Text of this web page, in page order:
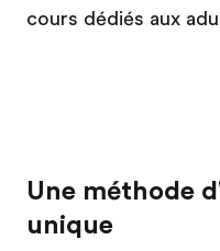
cours dédiés aux
Une méthode
unique